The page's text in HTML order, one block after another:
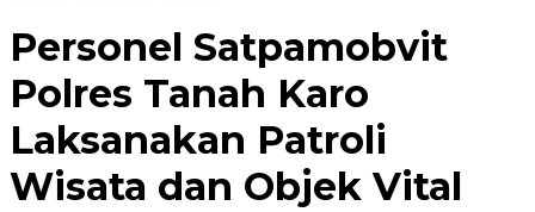
Personel Satpamobvit
Polres Tanah Karo
Laksanakan Patroli
Wisata dan Objek Vital